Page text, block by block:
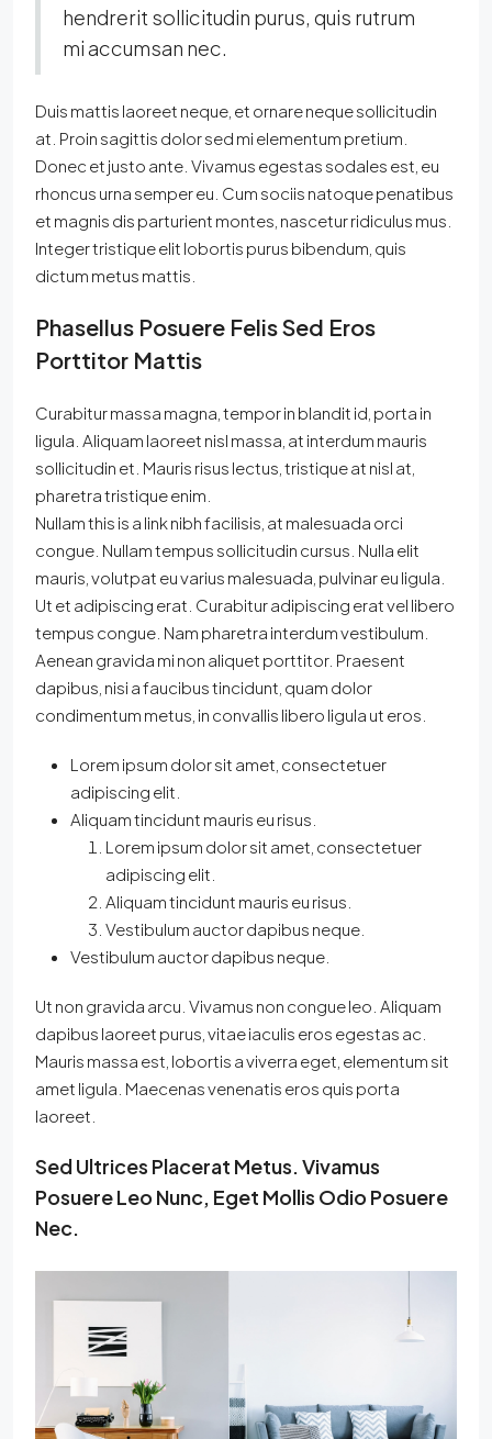
hendrerit sollicitudin purus, quis rutrum
mi accumsan nec.
Duis mattis laoreet neque, et ornare neque sollicitudin
at. Proin sagittis dolor sed mi elementum pretium.
Donec et justo ante. Vivamus egestas sodales est, eu
rhoncus urna semper eu. Cum sociis natoque penatibus
et magnis dis parturient montes, nascetur ridiculus mus.
Integer tristique elit lobortis purus bibendum, quis
dictum metus mattis.
Phasellus Posuere Felis Sed Eros
Porttitor Mattis
Curabitur massa magna, tempor in blandit id, porta in
ligula. Aliquam laoreet nisl massa, at interdum mauris
sollicitudin et. Mauris risus lectus, tristique at nisl at,
pharetra tristique enim.
Nullam this is a link nibh facilisis, at malesuada orci
congue. Nullam tempus sollicitudin cursus. Nulla elit
mauris, volutpat eu varius malesuada, pulvinar eu ligula.
Ut et adipiscing erat. Curabitur adipiscing erat vel libero
tempus congue. Nam pharetra interdum vestibulum.
Aenean gravida mi non aliquet porttitor. Praesent
dapibus, nisi a faucibus tincidunt, quam dolor
condimentum metus, in convallis libero ligula ut eros.
Lorem ipsum dolor sit amet, consectetuer
adipiscing elit.
Aliquam tincidunt mauris eu risus.
Lorem ipsum dolor sit amet, consectetuer
adipiscing elit.
Aliquam tincidunt mauris eu risus.
Vestibulum auctor dapibus neque.
Vestibulum auctor dapibus neque.
Ut non gravida arcu. Vivamus non congue leo. Aliquam
dapibus laoreet purus, vitae iaculis eros egestas ac.
Mauris massa est, lobortis a viverra eget, elementum sit
amet ligula. Maecenas venenatis eros quis porta
laoreet.
Sed Ultrices Placerat Metus. Vivamus
Posuere Leo Nunc, Eget Mollis Odio Posuere
Nec.